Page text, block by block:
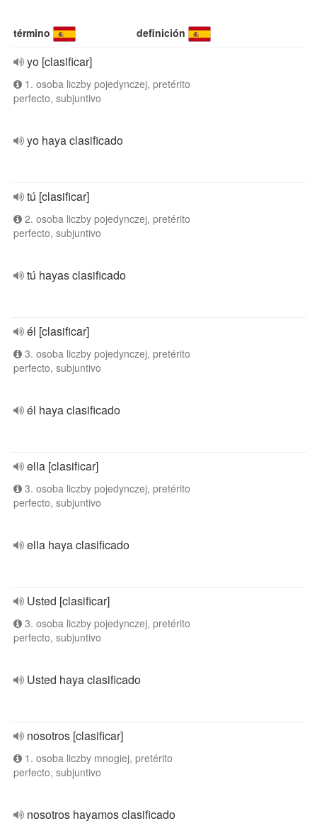
término definición
yo [clasificar]
1. osoba liczby pojedynczej, pretérito
perfecto, subjuntivo
yo haya clasificado
tú [clasificar]
2. osoba liczby pojedynczej, pretérito
perfecto, subjuntivo
tú hayas clasificado
él [clasificar]
3. osoba liczby pojedynczej, pretérito
perfecto, subjuntivo
él haya clasificado
ella [clasificar]
3. osoba liczby pojedynczej, pretérito
perfecto, subjuntivo
ella haya clasificado
Usted [clasificar]
3. osoba liczby pojedynczej, pretérito
perfecto, subjuntivo
Usted haya clasificado
nosotros [clasificar]
1. osoba liczby mnogiej, pretérito
perfecto, subjuntivo
nosotros hayamos clasificado